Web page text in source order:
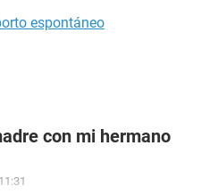
espontáneo
con mi hermano